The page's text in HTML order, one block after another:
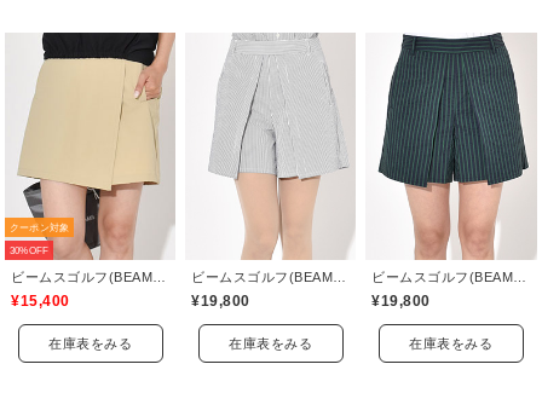
クーポン対象
30%OFF
¥15,400
在庫表をみる
¥19,800
在庫表をみる
¥19,800
在庫表をみる